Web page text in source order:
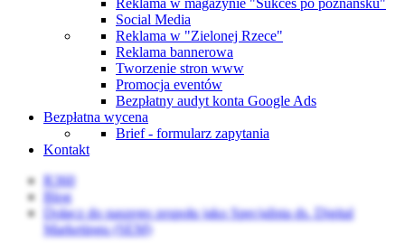
Reklama w magazynie "Sukces po poznańsku"
Social Media
Reklama w "Zielonej Rzece"
Reklama bannerowa
Tworzenie stron www
Promocja eventów
Bezpłatny audyt konta Google Ads
Bezpłatna wycena
Brief - formularz zapytania
Kontakt
R360
Blog
Dołącz do naszego zespołu jako Specjalista ds. Digital
Marketingu (SEM)